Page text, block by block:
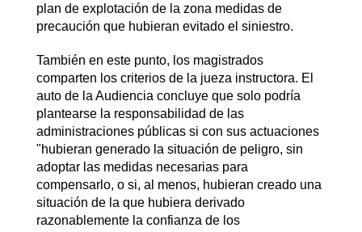
plan de explotación de la zona medidas de
precaución que hubieran evitado el siniestro.
También en este punto, los magistrados
comparten los criterios de la jueza instructora. El
auto de la Audiencia concluye que solo podría
plantearse la responsabilidad de las
administraciones públicas si con sus actuaciones
"hubieran generado la situación de peligro, sin
adoptar las medidas necesarias para
compensarlo, o si, al menos, hubieran creado una
situación de la que hubiera derivado
razonablemente la confianza de los